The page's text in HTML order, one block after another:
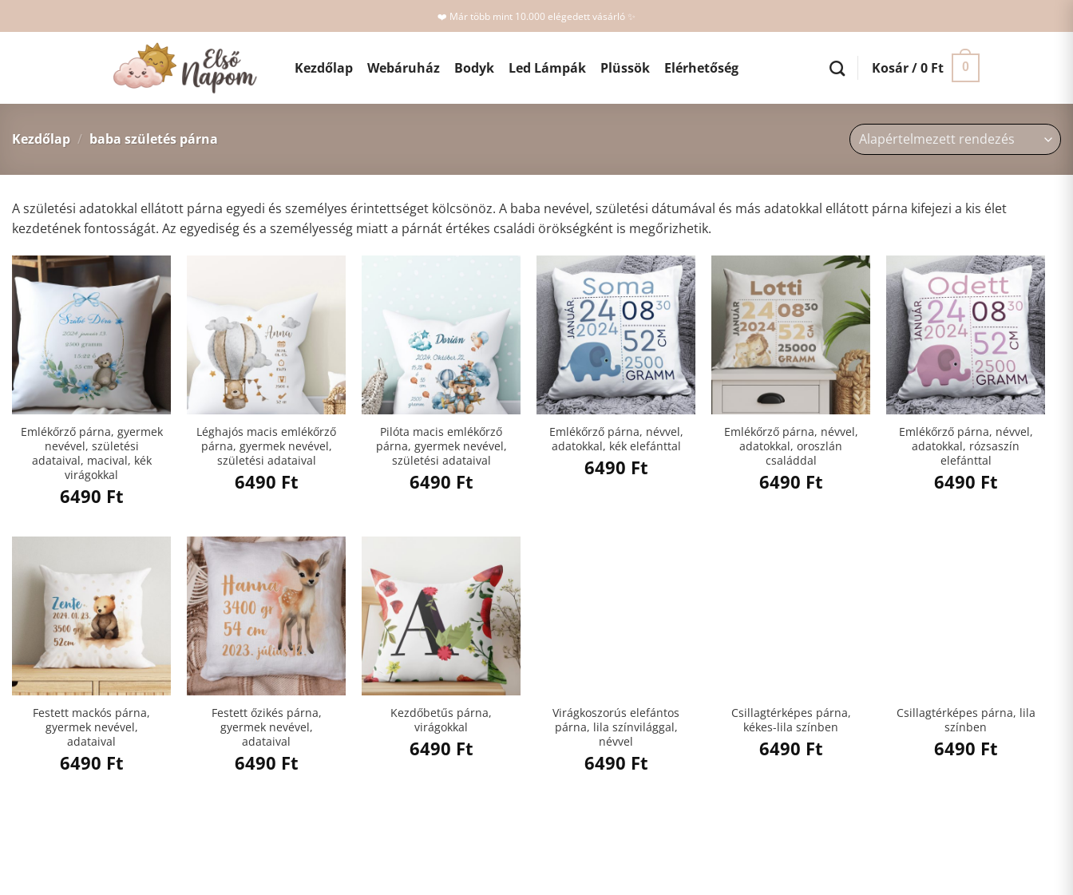
to
❤️ Már több mint 10.000 elégedett vásárló ✨
Kezdőlap Webáruház Bodyk Led Lámpák Plüssök Elérhetőség Kosár /0 Ft 0
Kezdőlap / baba születés párna
A születési adatokkal ellátott párna egyedi és személyes érintettséget kölcsönöz. A baba nevével, születési dátumával és más adatokkal ellátott párna kifejezi a kis élet
kezdetének fontosságát. Az egyediség és a személyesség miatt a párnát értékes családi örökségként is megőrizhetik.
Emlékőrző párna, gyermek
nevével, születési
adataival, macival, kék
virágokkal
6490 Ft
Léghajós macis emlékőrző
párna, gyermek nevével,
születési adataival
6490 Ft
Pilóta macis emlékőrző
párna, gyermek nevével,
születési adataival
6490 Ft
Emlékőrző párna, névvel,
adatokkal, kék elefánttal
6490 Ft
Emlékőrző párna, névvel,
adatokkal, oroszlán
családdal
6490 Ft
Emlékőrző párna, névvel,
adatokkal, rózsaszín
elefánttal
6490 Ft
Festett mackós párna,
gyermek nevével,
adataival
6490 Ft
Festett őzikés párna,
gyermek nevével,
adataival
6490 Ft
Kezdőbetűs párna,
virágokkal
6490 Ft
Virágkoszorús elefántos
párna, lila színvilággal,
névvel
6490 Ft
Csillagtérképes párna,
kékes-lila színben
6490 Ft
Csillagtérképes párna, lila
színben
6490 Ft